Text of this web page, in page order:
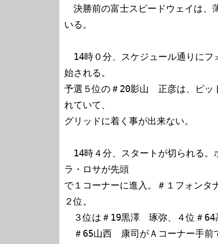
決勝前の富士スピードウェイは、
いる。
14時０分、スケジュール通りにフ
始される。
予選５位の＃20影山　正彦は、ピッ
れていて、
グリッドに着く事が出来ない。
14時４分、スタートが切られる。
ラ・ロサが先頭
で１コーナーに進入。＃１フォンタ
２位。
３位は＃19黒澤　琢弥、４位＃64
＃65山西　康司がＡコーナー手前